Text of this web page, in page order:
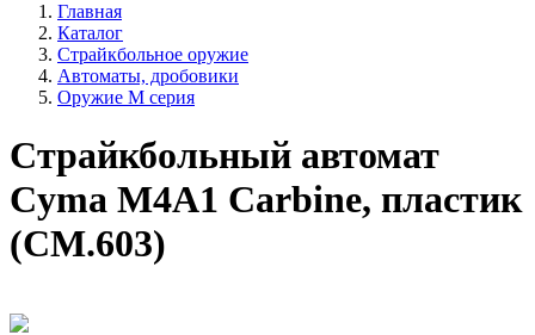
Главная
Каталог
Страйкбольное оружие
Автоматы, дробовики
Оружие М серия
Страйкбольный автомат
Cyma М4A1 Carbine, пластик
(CM.603)